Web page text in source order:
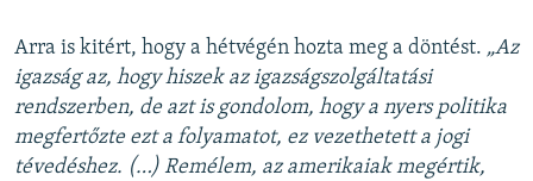
Arra is kitért, hogy a hétvégén hozta meg a döntést. „Az
igazság az, hogy hiszek az igazságszolgáltatási
rendszerben, de azt is gondolom, hogy a nyers politika
megfertőzte ezt a folyamatot, ez vezethetett a jogi
tévedéshez. (…) Remélem, az amerikaiak megértik,